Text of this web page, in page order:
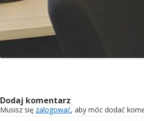
Dodaj komentarz
Musisz się zalogować, aby móc dodać